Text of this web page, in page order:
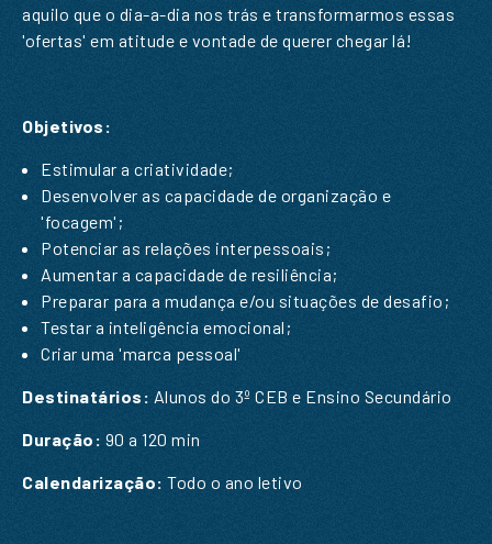
aquilo que o dia-a-dia nos trás e transformarmos essas
'ofertas' em atitude e vontade de querer chegar lá!
Objetivos:
Estimular a criatividade;
Desenvolver as capacidade de organização e
'focagem';
Potenciar as relações interpessoais;
Aumentar a capacidade de resiliência;
Preparar para a mudança e/ou situações de desafio;
Testar a inteligência emocional;
Criar uma 'marca pessoal'
Destinatários: Alunos do 3º CEB e Ensino Secundário
Duração: 90 a 120 min
Calendarização: Todo o ano letivo
PEDIDO DE INFORMAÇÃO
Nome *
Email*
SUBSCREVER A NOSSA
NEWSLETTER
Email*